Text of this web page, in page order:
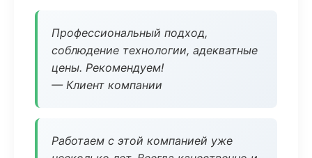
Профессиональный подход,
соблюдение технологии, адекватные
цены. Рекомендуем!
— Клиент компании
Работаем с этой компанией уже